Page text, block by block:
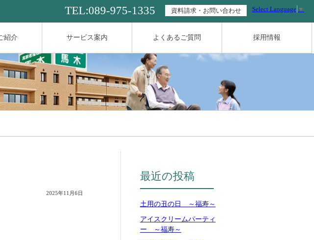
紹介 サービス案内 よくあるご質問 採用情報
TEL:089-975-1335 資料請求・お問い合わせ Select Language ▼
2025年11月6日
最近の投稿
土用の丑の日 ～福寿～
アイスクリームパーティ
ー ～福寿～